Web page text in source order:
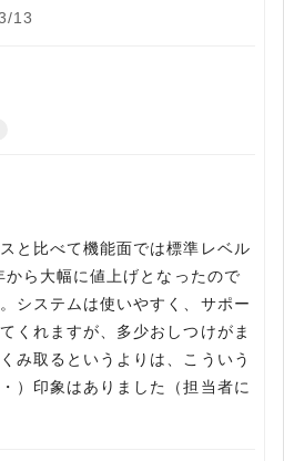
13
と比べて機能面では標準レベル
ら大幅に値上げとなったので
システムは使いやすく、サポー
くれますが、多少おしつけがま
み取るというよりは、こういう
）印象はありました（担当者に